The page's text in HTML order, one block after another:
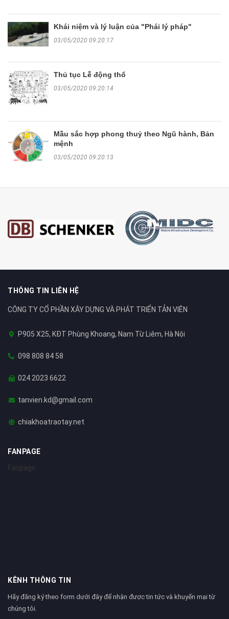
Khái niệm và lý luận của "Phái lý pháp"
03/05/2020 09:20:17
Thủ tục Lễ động thổ
03/05/2020 09:20:14
Mầu sắc hợp phong thuỷ theo Ngũ hành, Bản
mệnh
03/05/2020 09:20:13
THÔNG TIN LIÊN HỆ
CÔNG TY CỔ PHẦN XÂY DỰNG VÀ PHÁT TRIỂN TẢN VIÊN
P905 X25, KĐT Phùng Khoang, Nam Từ Liêm, Hà Nội
098 808 84 58
024 2023 6622
tanvien.kd@gmail.com
chiakhoatraotay.net
FANPAGE
Fanpage
KÊNH THÔNG TIN
Hãy đăng ký theo form dưới đây để nhận được tin tức và khuyến mại từ
chúng tôi.